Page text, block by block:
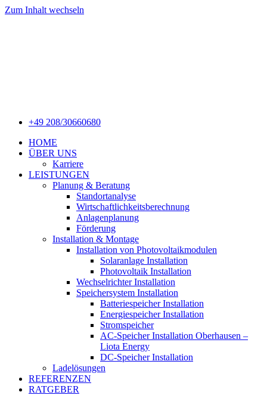
Zum Inhalt wechseln
+49 208/30660680
HOME
ÜBER UNS
Karriere
LEISTUNGEN
Planung & Beratung
Standortanalyse
Wirtschaftlichkeitsberechnung
Anlagenplanung
Förderung
Installation & Montage
Installation von Photovoltaikmodulen
Solaranlage Installation
Photovoltaik Installation
Wechselrichter Installation
Speichersystem Installation
Batteriespeicher Installation
Energiespeicher Installation
Stromspeicher
AC-Speicher Installation Oberhausen –
Liota Energy
DC-Speicher Installation
Ladelösungen
REFERENZEN
RATGEBER